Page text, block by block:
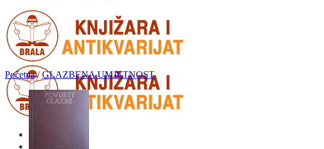
Početna / GLAZBENA UMJETNOST